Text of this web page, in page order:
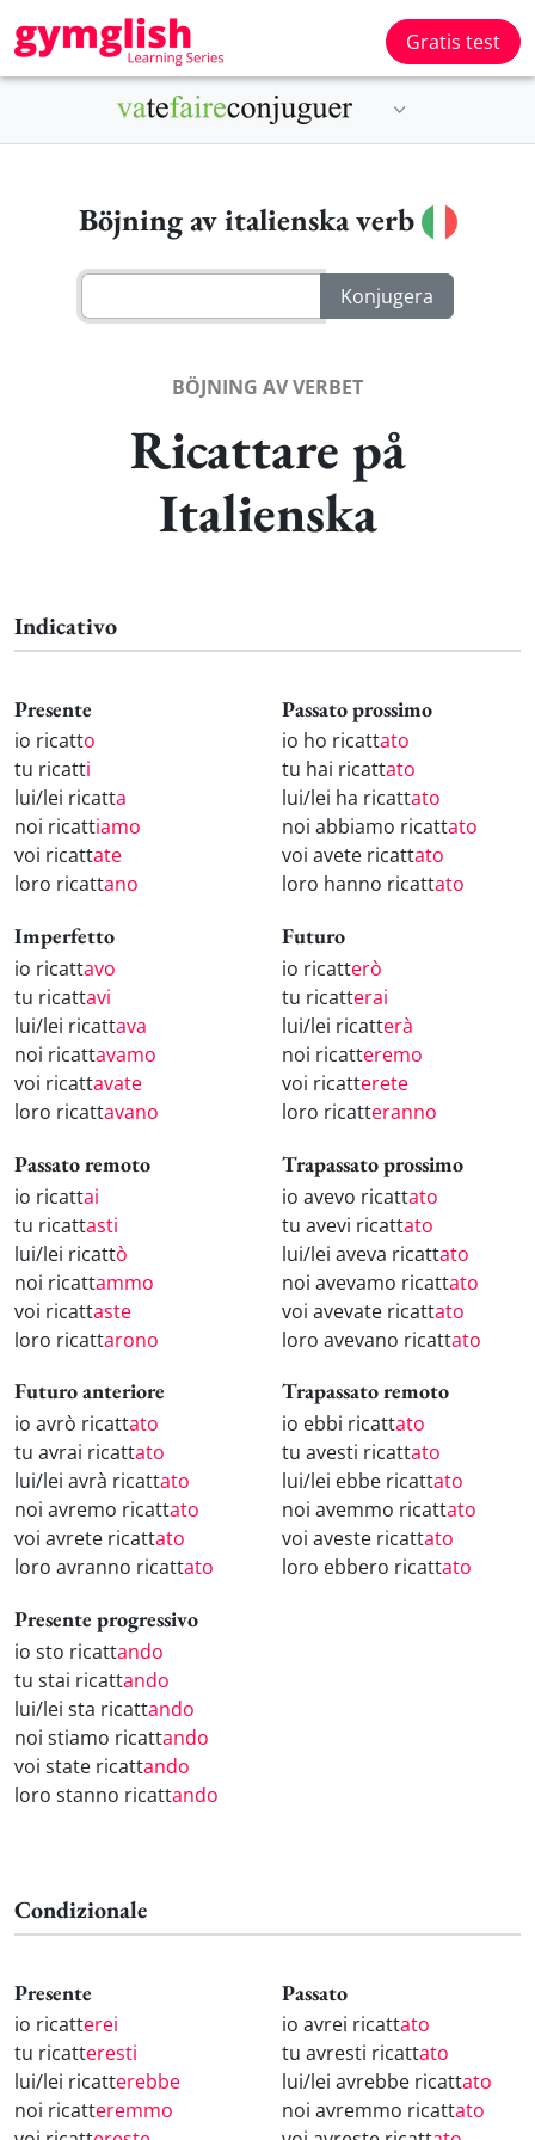
Gratis test
Böjning av italienska verb
BÖJNING AV VERBET
Ricattare på
Italienska
Indicativo
Presente
io ricatto
tu ricatti
lui/lei ricatta
noi ricattiamo
voi ricattate
loro ricattano
Passato prossimo
io ho ricattato
tu hai ricattato
lui/lei ha ricattato
noi abbiamo ricattato
voi avete ricattato
loro hanno ricattato
Imperfetto
io ricattavo
tu ricattavi
lui/lei ricattava
noi ricattavamo
voi ricattavate
loro ricattavano
Futuro
io ricatterò
tu ricatterai
lui/lei ricatterà
noi ricatteremo
voi ricatterete
loro ricatteranno
Passato remoto
io ricattai
tu ricattasti
lui/lei ricattò
noi ricattammo
voi ricattaste
loro ricattarono
Trapassato prossimo
io avevo ricattato
tu avevi ricattato
lui/lei aveva ricattato
noi avevamo ricattato
voi avevate ricattato
loro avevano ricattato
Futuro anteriore
io avrò ricattato
tu avrai ricattato
lui/lei avrà ricattato
noi avremo ricattato
voi avrete ricattato
loro avranno ricattato
Trapassato remoto
io ebbi ricattato
tu avesti ricattato
lui/lei ebbe ricattato
noi avemmo ricattato
voi aveste ricattato
loro ebbero ricattato
Presente progressivo
io sto ricattando
tu stai ricattando
lui/lei sta ricattando
noi stiamo ricattando
voi state ricattando
loro stanno ricattando
Condizionale
Presente
io ricatterei
tu ricatteresti
lui/lei ricatterebbe
noi ricatteremmo
Passato
io avrei ricattato
tu avresti ricattato
lui/lei avrebbe ricattato
noi avremmo ricattato